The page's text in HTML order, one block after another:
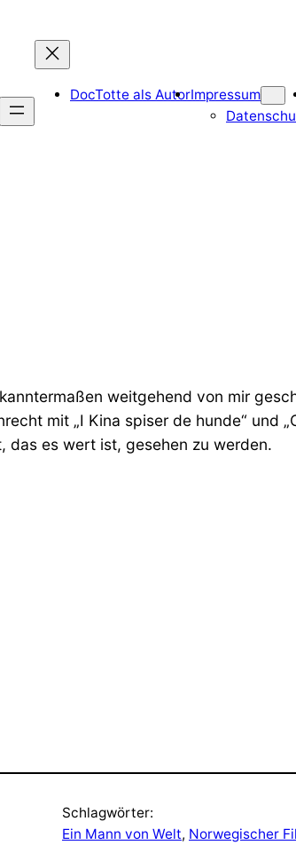
DocTotte als AutorImpressum
weitgehend von mir
mit „I Kina spiser de hunde“ und
das es wert ist, gesehen zu werden.
Schlagwörter:
Ein Mann von Welt, Norwegischer